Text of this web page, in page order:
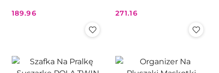
Cena:
189.96
Cena:
271.16